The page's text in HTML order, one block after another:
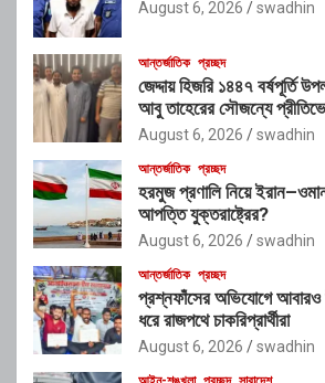
August 6, 2026 swadhin
আন্তর্জাতিক প্রচ্ছদ
জেদ্দায় হিজরি ১৪৪৭ বর্ষপূর্তি
আবু তাহেরের সৌজন্যে
August 6, 2026 swadhin
আন্তর্জাতিক প্রচ্ছদ
হরমুজ প্রণালি নিয়ে
আপত্তি যুক্তরাষ্ট্রের?
August 6, 2026 swadhin
আন্তর্জাতিক প্রচ্ছদ
প্রশ্নফাঁসের অভিযোগে
ধরে রাজপথে চাকরিপ্রার্থীরা
August 6, 2026 swadhin